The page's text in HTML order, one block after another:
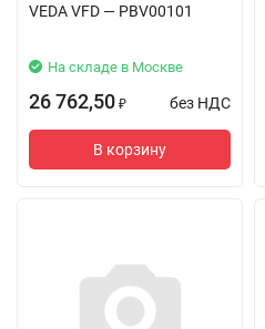
VEDA VFD — PBV00101
На складе в Москве
26 762,50 ₽ без НДС
В корзину